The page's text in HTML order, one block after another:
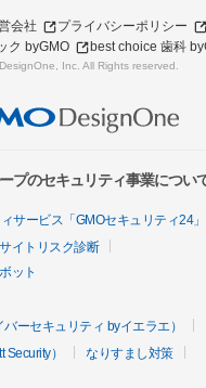
会社
プライバシーポリシー
ク byGMO
best choice 歯科
Inc. All Rights reserved.
プのセキュリティ事業につい
サービス「GMOセキュリティ24」
イトリスク診断
ット
ーセキュリティ byイエラエ）
）
なりすまし対策